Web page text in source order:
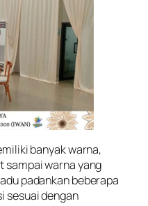
banyak warna,
sampai warna yang
padankan beberapa
sesuai dengan